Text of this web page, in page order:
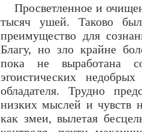
Просветленное и
тысяч ушей. Таково
преимущество для
Благу, но зло крайне
пока не выработана
эгоистических
обладателя. Трудно
низких мыслей и чувств
как змеи, вылетая